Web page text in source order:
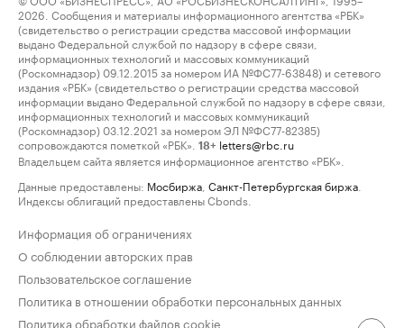
2026. Сообщения и материалы информационного агентства «РБК»
(свидетельство о регистрации средства массовой информации
выдано Федеральной службой по надзору в сфере связи,
информационных технологий и массовых коммуникаций
(Роскомнадзор) 09.12.2015 за номером ИА №ФС77-63848) и сетевого
издания «РБК» (свидетельство о регистрации средства массовой
информации выдано Федеральной службой по надзору в сфере связи,
информационных технологий и массовых коммуникаций
(Роскомнадзор) 03.12.2021 за номером ЭЛ №ФС77-82385)
сопровождаются пометкой «РБК».
18+ letters@rbc.ru
Владельцем сайта является информационное агентство «РБК».
Данные предоставлены: Мосбиржа Санкт-Петербургская биржа
Индексы облигаций предоставлены Cbonds.
Информация об ограничениях
О соблюдении авторских прав
Пользовательское соглашение
Политика в отношении обработки персональных данных
Политика обработки файлов cookie